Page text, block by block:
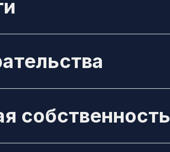
собственность